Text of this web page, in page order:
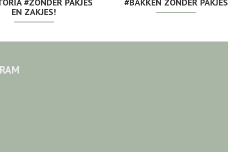
#ZONDER PAKJES
EN ZAKJES!
#BAKKEN ZONDER PAKJES